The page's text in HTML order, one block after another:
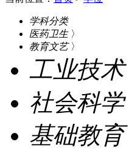
学科分类
医药卫生 〉
教育文艺 〉
工业技术
社会科学
基础教育